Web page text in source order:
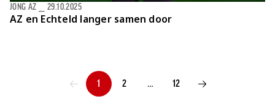
AZ en Echteld langer samen door
JONG AZ ⎯29.10.2025
VORIGE PAGINA VOLGENDE PAGINA
1 2 … 12